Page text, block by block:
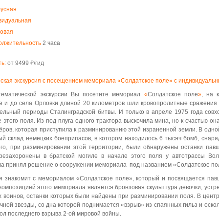
2 часа
от 9499 ₽/гид
экскурсия с посещением мемориала «Солдатское поле» с
экскурсии Вы посетите мемориал «Солдатское поле», на
и до села Орловки длиной 20 километров шли кровопролитные сражения
периоды Сталинградской битвы. И только в апреле 1975 года
этого поля. Из под плуга одного трактора выскочила мина, но к счастью
которая приступила к разминированию этой израненной земли. В
склад немецких боеприпасов, в котором находилось 6 тысяч бомб,
при разминировании этой территории, были обнаружены останки
в братской могиле в начале этого поля у автотрассы
принял решение о сооружении мемориала под названием «Солдатское
знакомит с мемориалом «Солдатское поле», который и посвящается
этого мемориала является бронзовая скульптура девочки,
воинов, останки которых были найдены при разминировании поля. В
звезды, со дна которой поднимается «взрыв» из спаянных гильз и
последнего взрыва 2-ой мировой войны.